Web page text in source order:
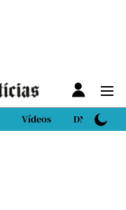
Vídeos DN Sport